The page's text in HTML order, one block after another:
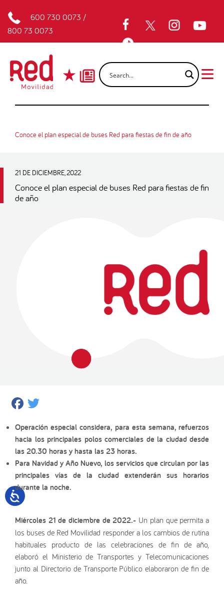
600 730 0073 /
800 73 0073
Conoce el plan especial de buses Red para fiestas de fin de año
21 DE DICIEMBRE, 2022
Conoce el plan especial de buses Red para fiestas de fin
de año
Facebook
Operación especial considera, para esta semana, refuerzos
hacia los principales polos comerciales de la ciudad desde
las 20.30 horas y hasta las 23 horas.
Para Navidad y Año Nuevo, los servicios que circulan por las
principales vías de la ciudad extenderán sus horarios
durante la noche.
Miércoles 21 de diciembre de 2022.- Un plan que permita a
los buses de Red Movilidad responder a los cambios de rutina
habituales producto de las celebraciones de fin de año,
elaboró el Ministerio de Transportes y Telecomunicaciones
junto al Directorio de Transporte Público elaboraron de fin de
año.